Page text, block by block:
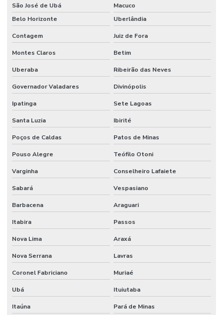
São José de Ubá
Macuco
Belo Horizonte
Uberlândia
Contagem Juiz de Fora
Montes Claros Betim
Uberaba Ribeirão das Neves
Governador Valadares Divinópolis
Ipatinga Sete Lagoas
Santa Luzia Ibirité
Poços de Caldas Patos de Minas
Pouso Alegre Teófilo Otoni
Varginha Conselheiro Lafaiete
Sabará Vespasiano
Barbacena Araguari
Itabira Passos
Nova Lima Araxá
Nova Serrana Lavras
Coronel Fabriciano Muriaé
Ubá Ituiutaba
Itaúna Pará de Minas